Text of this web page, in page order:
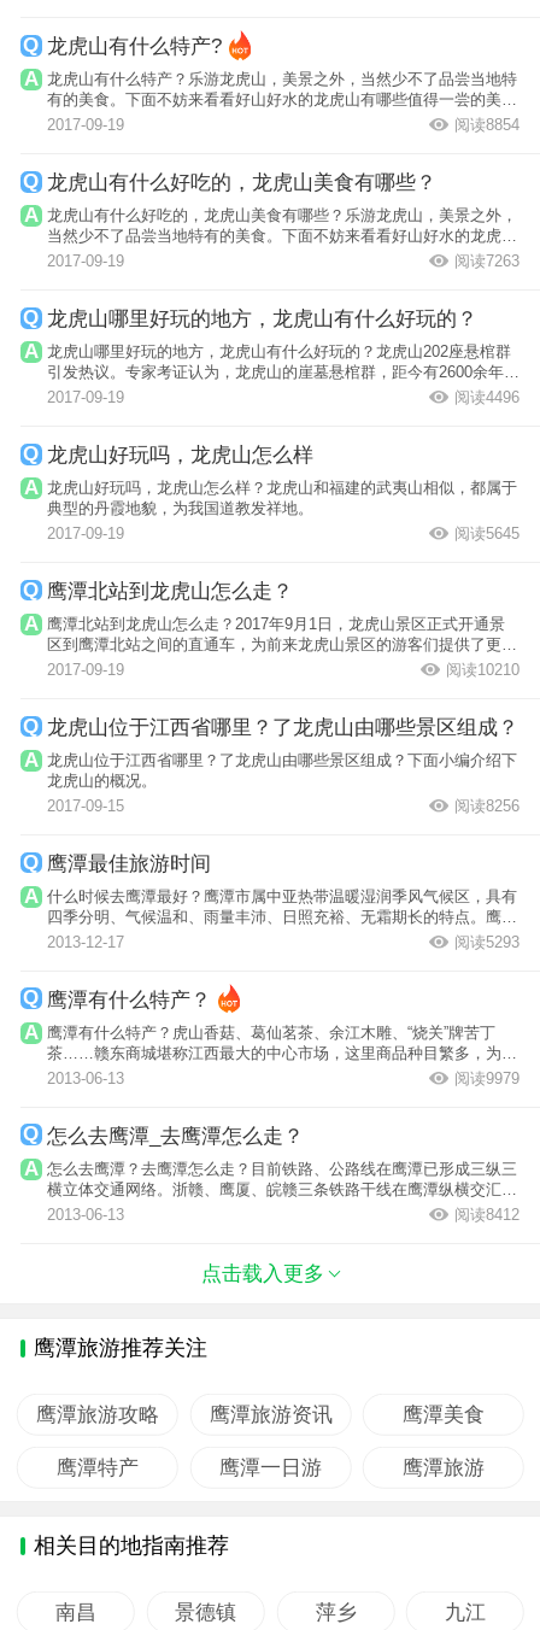
龙虎山有什么特产?
龙虎山有什么特产？乐游龙虎山，美景之外，当然少不了品尝当地特
有的美食。下面不妨来看看好山好水的龙虎山有哪些值得一尝的美食
吧！
2017-09-19 阅读8854
龙虎山有什么好吃的，龙虎山美食有哪些？
龙虎山有什么好吃的，龙虎山美食有哪些？乐游龙虎山，美景之外，
当然少不了品尝当地特有的美食。下面不妨来看看好山好水的龙虎山
有哪些值得...
2017-09-19 阅读7263
龙虎山哪里好玩的地方，龙虎山有什么好玩的？
龙虎山哪里好玩的地方，龙虎山有什么好玩的？龙虎山202座悬棺群
引发热议。专家考证认为，龙虎山的崖墓悬棺群，距今有2600余年的
历史，是古...
2017-09-19 阅读4496
龙虎山好玩吗，龙虎山怎么样
龙虎山好玩吗，龙虎山怎么样？龙虎山和福建的武夷山相似，都属于
典型的丹霞地貌，为我国道教发祥地。
2017-09-19
阅读5645
鹰潭北站到龙虎山怎么走？
鹰潭北站到龙虎山怎么走？2017年9月1日，龙虎山景区正式开通景
区到鹰潭北站之间的直通车，为前来龙虎山景区的游客们提供了更加
方便的出行方...
2017-09-19 阅读10210
龙虎山位于江西省哪里？了龙虎山由哪些景区组成？
龙虎山位于江西省哪里？了龙虎山由哪些景区组成？下面小编介绍下
龙虎山的概况。
2017-09-15
阅读8256
鹰潭最佳旅游时间
什么时候去鹰潭最好？鹰潭市属中亚热带温暖湿润季风气候区，具有
四季分明、气候温和、雨量丰沛、日照充裕、无霜期长的特点。鹰潭
最佳旅游时...
2013-12-17 阅读5293
鹰潭有什么特产？
鹰潭有什么特产？虎山香菇、葛仙茗茶、余江木雕、“烧关”牌苦丁
茶……赣东商城堪称江西最大的中心市场，这里商品种目繁多，为东
南沿海和闽...
2013-06-13 阅读9979
怎么去鹰潭_去鹰潭怎么走？
怎么去鹰潭？去鹰潭怎么走？目前铁路、公路线在鹰潭已形成三纵三
横立体交通网络。浙赣、鹰厦、皖赣三条铁路干线在鹰潭纵横交汇，
沟通大江南...
2013-06-13 阅读8412
点击载入更多
鹰潭旅游推荐关注
鹰潭旅游攻略 鹰潭旅游资讯 鹰潭美食
鹰潭特产 鹰潭一日游 鹰潭旅游
相关目的地指南推荐
南昌 景德镇 萍乡 九江